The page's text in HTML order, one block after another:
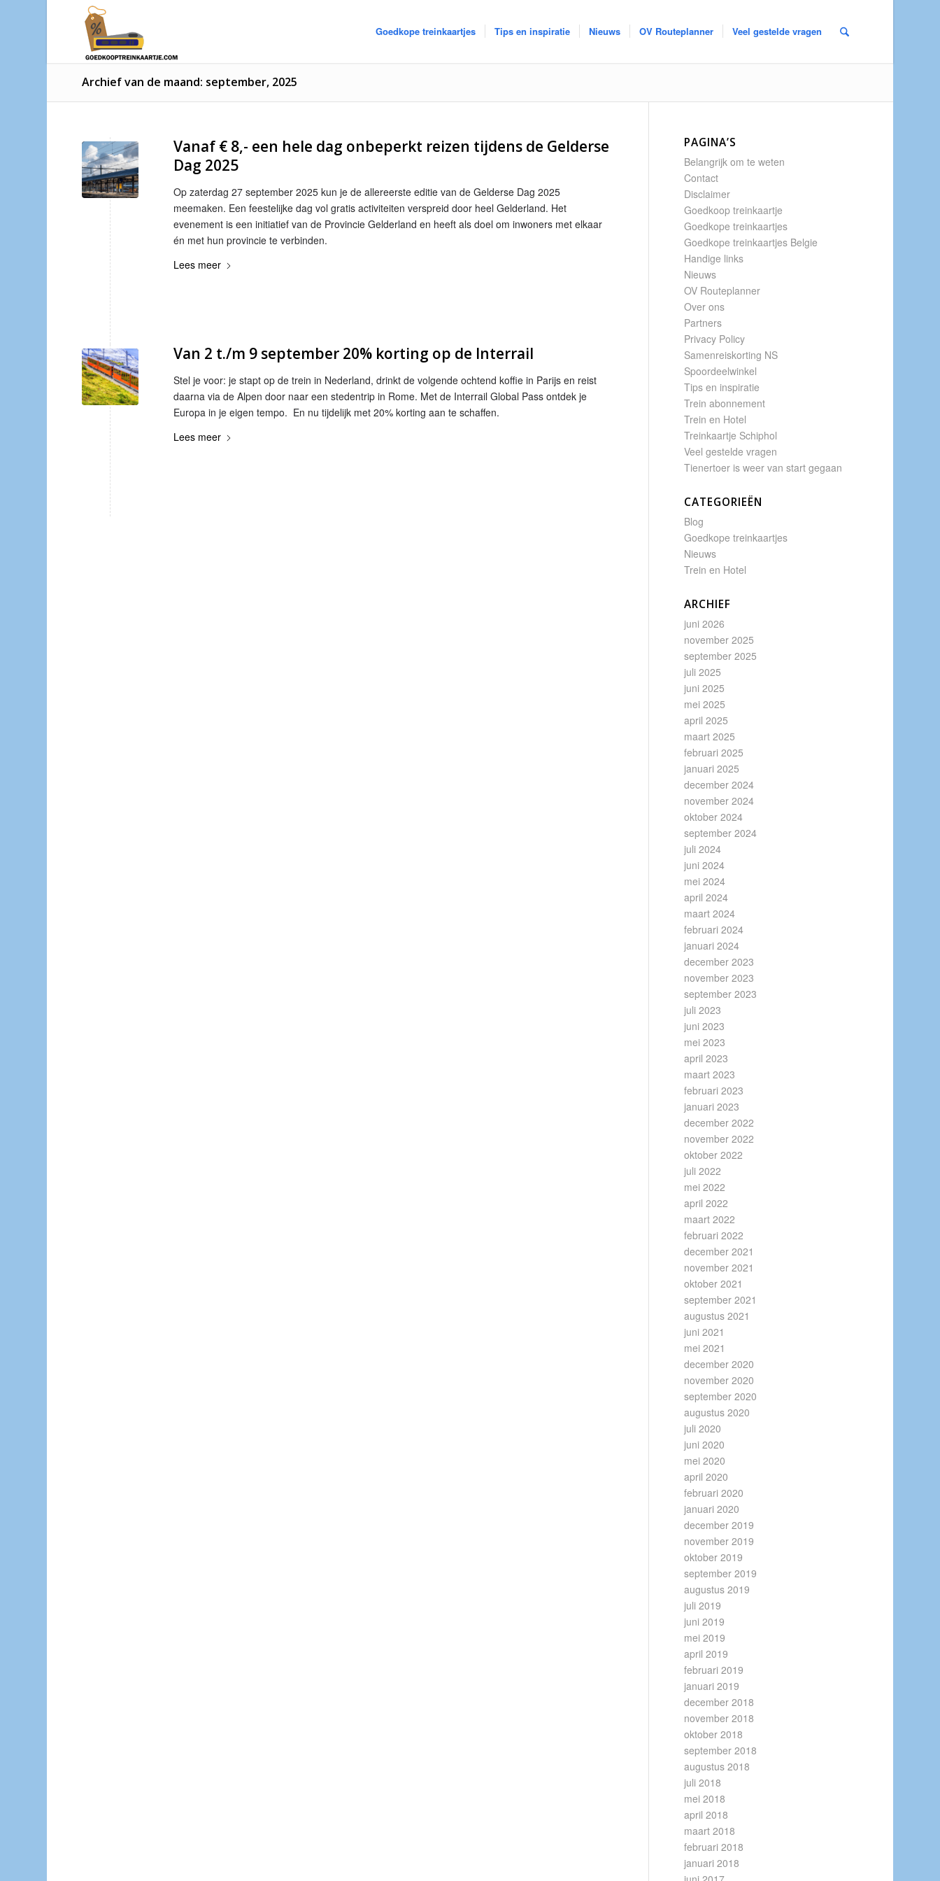
Goedkope treinkaartjes Tips en inspiratie Nieuws OV Routeplanner Veel gestelde vragen
Archief van de maand: september, 2025
Vanaf € 8,- een hele dag onbeperkt reizen tijdens de Gelderse
Dag 2025
Op zaterdag 27 september 2025 kun je de allereerste editie van de Gelderse Dag 2025
meemaken. Een feestelijke dag vol gratis activiteiten verspreid door heel Gelderland. Het
evenement is een initiatief van de Provincie Gelderland en heeft als doel om inwoners met elkaar
én met hun provincie te verbinden.
Lees meer
Van 2 t./m 9 september 20% korting op de Interrail
Stel je voor: je stapt op de trein in Nederland, drinkt de volgende ochtend koffie in Parijs en reist
daarna via de Alpen door naar een stedentrip in Rome. Met de Interrail Global Pass ontdek je
Europa in je eigen tempo. En nu tijdelijk met 20% korting aan te schaffen.
Lees meer
PAGINA’S
Belangrijk om te weten
Contact
Disclaimer
Goedkoop treinkaartje
Goedkope treinkaartjes
Goedkope treinkaartjes Belgie
Handige links
Nieuws
OV Routeplanner
Over ons
Partners
Privacy Policy
Samenreiskorting NS
Spoordeelwinkel
Tips en inspiratie
Trein abonnement
Trein en Hotel
Treinkaartje Schiphol
Veel gestelde vragen
Tienertoer is weer van start gegaan
CATEGORIEËN
Blog
Goedkope treinkaartjes
Nieuws
Trein en Hotel
ARCHIEF
juni 2026
november 2025
september 2025
juli 2025
juni 2025
mei 2025
april 2025
maart 2025
februari 2025
januari 2025
december 2024
november 2024
oktober 2024
september 2024
juli 2024
juni 2024
mei 2024
april 2024
maart 2024
februari 2024
januari 2024
december 2023
november 2023
september 2023
juli 2023
juni 2023
mei 2023
april 2023
maart 2023
februari 2023
januari 2023
december 2022
november 2022
oktober 2022
juli 2022
mei 2022
april 2022
maart 2022
februari 2022
december 2021
november 2021
oktober 2021
september 2021
augustus 2021
juni 2021
mei 2021
december 2020
november 2020
september 2020
augustus 2020
juli 2020
juni 2020
mei 2020
april 2020
februari 2020
januari 2020
december 2019
november 2019
oktober 2019
september 2019
augustus 2019
juli 2019
juni 2019
mei 2019
april 2019
februari 2019
januari 2019
december 2018
november 2018
oktober 2018
september 2018
augustus 2018
juli 2018
mei 2018
april 2018
maart 2018
februari 2018
januari 2018